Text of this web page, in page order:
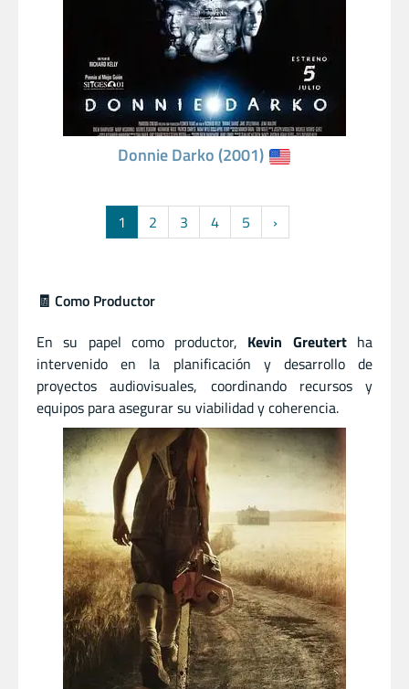
Donnie Darko (2001)
1 2 3 4 5 ›
🧾 Como Productor
En su papel como productor, Kevin Greutertha
intervenido en la planificación y desarrollo de
proyectos audiovisuales, coordinando recursos y
equipos para asegurar su viabilidad y coherencia.